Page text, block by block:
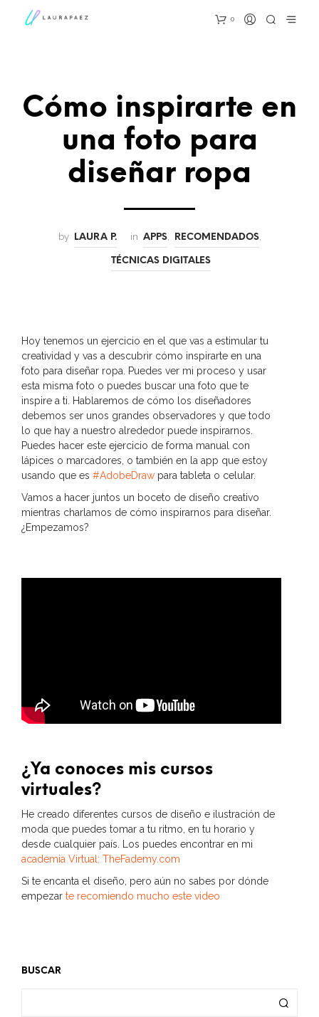
0
Cómo inspirarte en
una foto para
diseñar ropa
by LAURA P. in APPS, RECOMENDADOS,
TÉCNICAS DIGITALES
Hoy tenemos un ejercicio en el que vas a estimular tu
creatividad y vas a descubrir cómo inspirarte en una
foto para diseñar ropa. Puedes ver mi proceso y usar
esta misma foto o puedes buscar una foto que te
inspire a ti. Hablaremos de cómo los diseñadores
debemos ser unos grandes observadores y que todo
lo que hay a nuestro alrededor puede inspirarnos.
Puedes hacer este ejercicio de forma manual con
lápices o marcadores, o también en la app que estoy
usando que es #AdobeDraw para tableta o celular.
Vamos a hacer juntos un boceto de diseño creativo
mientras charlamos de cómo inspirarnos para diseñar.
¿Empezamos?
¿Ya conoces mis cursos
virtuales?
He creado diferentes cursos de diseño e ilustración de
moda que puedes tomar a tu ritmo, en tu horario y
desde cualquier país. Los puedes encontrar en mi
academia Virtual: TheFademy.com
Si te encanta el diseño, pero aún no sabes por dónde
empezar te recomiendo mucho este video
BUSCAR